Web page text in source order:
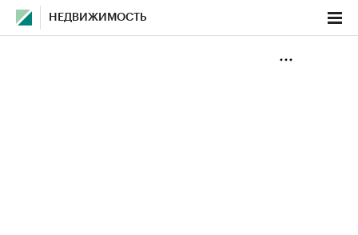
НЕДВИЖИМОСТЬ